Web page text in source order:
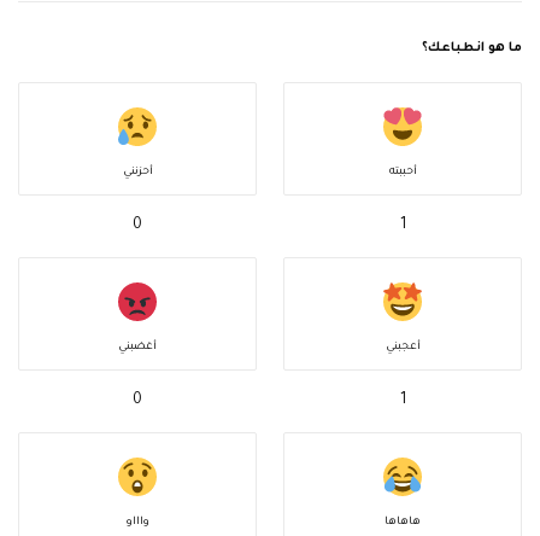
ما هو انطباعك؟
أحببته
1
أحزنني
0
أعجبني
1
أغضبني
0
هاهاها واااو